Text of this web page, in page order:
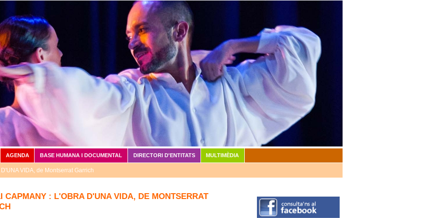
Vés al contingut
CAPMANY : L'OBRA D'UNA VIDA, DE MONTSERRAT
AGENDA BASE HUMANA I DOCUMENTAL DIRECTORI D'ENTITATS MULTIMÈDIA
VIDA, de Montserrat Garrich